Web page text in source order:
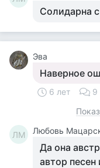
Солидарна
Эва
Наверное
6 лет 9
ЛМ Любовь
Да она
автор песен